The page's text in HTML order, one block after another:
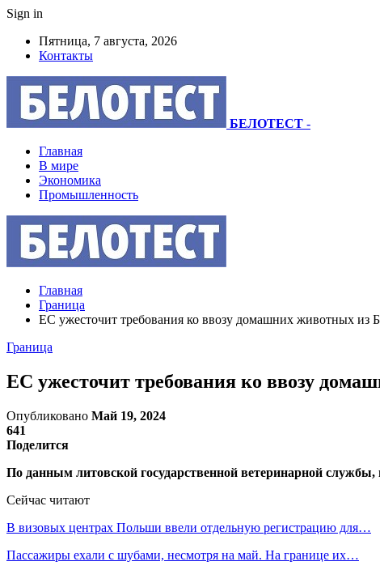
Sign in
Пятница, 7 августа, 2026
Контакты
БЕЛОТЕСТ -
Главная
В мире
Экономика
Промышленность
Главная
Граница
ЕС ужесточит требования ко ввозу домашних животных из
Граница
ЕС ужесточит требования ко ввозу
Опубликовано Май 19, 2024
641
Поделится
По данным литовской государственной ветеринарной
Сейчас читают
В визовых центрах Польши ввели отдельную регистрацию для…
Пассажиры ехали с шубами, несмотря на май. На границе их…